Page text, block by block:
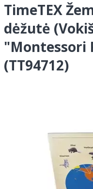
TimeTEX
dėžutė
"Montessori
(TT94712)